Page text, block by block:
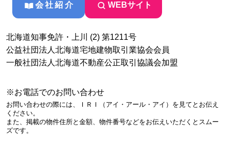
会社紹介 WEBサイト
北海道知事免許・上川 (2) 第1211号
公益社団法人北海道宅地建物取引業協会会員
一般社団法人北海道不動産公正取引協議会加盟
※お電話でのお問い合わせ
お問い合わせの際には、ＩＲＩ（アイ・アール・アイ）を見てとお伝え
ください。
また、掲載の物件住所と金額、物件番号などをお伝えいただくとスムー
ズです。